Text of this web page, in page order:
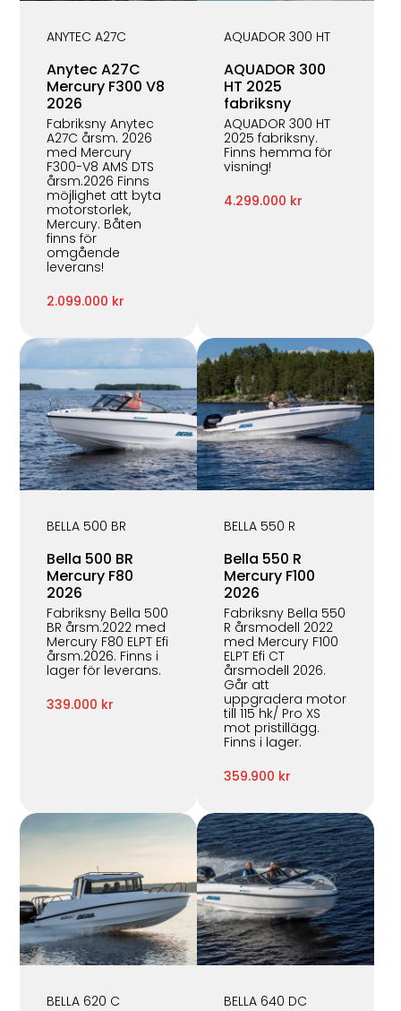
ANYTEC A27C
Anytec A27C
Mercury F300 V8
2026
Fabriksny Anytec
A27C årsm. 2026
med Mercury
F300-V8 AMS DTS
årsm.2026 Finns
möjlighet att byta
motorstorlek,
Mercury. Båten
finns för
omgående
leverans!
2.099.000 kr
AQUADOR 300 HT
AQUADOR 300
HT 2025
fabriksny
AQUADOR 300 HT
2025 fabriksny.
Finns hemma för
visning!
4.299.000 kr
BELLA 500 BR
Bella 500 BR
Mercury F80
2026
Fabriksny Bella 500
BR årsm.2022 med
Mercury F80 ELPT Efi
årsm.2026. Finns i
lager för leverans.
339.000 kr
BELLA 550 R
Bella 550 R
Mercury F100
2026
Fabriksny Bella 550
R årsmodell 2022
med Mercury F100
ELPT Efi CT
årsmodell 2026.
Går att
uppgradera motor
till 115 hk/ Pro XS
mot pristillägg.
Finns i lager.
359.900 kr
BELLA 620 C BELLA 640 DC